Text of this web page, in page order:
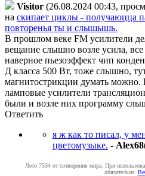
Visitor (26.08.2024 00:43,
на скипает циклы - получаюцца
повторенья ты и слышышь.
В прошлом веке FM усилители
вещание слышно возле усила,
наверное пьезоэффект чип
Д класса 500 Вт, тоже слышно,
магнитострикции думать можно.
ламповые усилители
были и возле них программу
Ответить
я ж как то писал, у
цветомузыке. - Alex68
Лето 7534 от сотворения мира. При
обязательна.